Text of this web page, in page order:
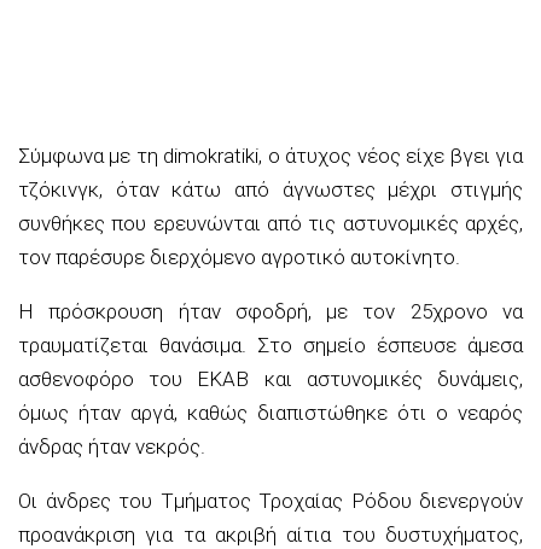
Σύμφωνα με τη dimokratiki, ο άτυχος νέος είχε βγει για
τζόκινγκ, όταν κάτω από άγνωστες μέχρι στιγμής
συνθήκες που ερευνώνται από τις αστυνομικές αρχές,
τον παρέσυρε διερχόμενο αγροτικό αυτοκίνητο.
Η πρόσκρουση ήταν σφοδρή, με τον 25χρονο να
τραυματίζεται θανάσιμα. Στο σημείο έσπευσε άμεσα
ασθενοφόρο του ΕΚΑΒ και αστυνομικές δυνάμεις,
όμως ήταν αργά, καθώς διαπιστώθηκε ότι ο νεαρός
άνδρας ήταν νεκρός.
Οι άνδρες του Τμήματος Τροχαίας Ρόδου διενεργούν
προανάκριση για τα ακριβή αίτια του δυστυχήματος,